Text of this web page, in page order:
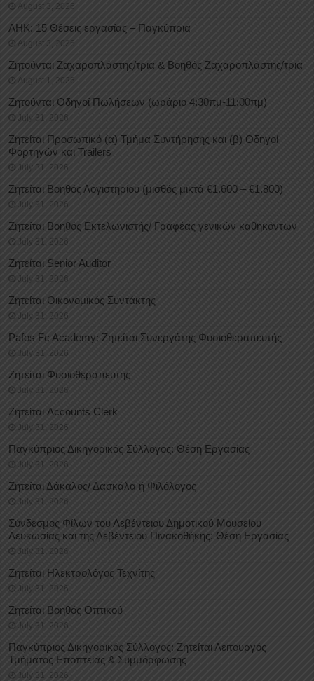
August 3, 2026
ΑΗΚ: 15 Θέσεις εργασίας – Παγκύπρια
August 3, 2026
Ζητούνται Ζαχαροπλάστης/τρια & Βοηθός Ζαχαροπλάστης/τρια
August 1, 2026
Ζητούνται Οδηγοί Πωλήσεων (ωράριο 4:30πμ-11:00πμ)
July 31, 2026
Ζητείται Προσωπικό (α) Τμήμα Συντήρησης και (β) Οδηγοί
Φορτηγών και Trailers
July 31, 2026
Ζητείται Βοηθός Λογιστηρίου (μισθός μικτά €1.600 – €1.800)
July 31, 2026
Ζητείται Βοηθός Εκτελωνιστής/ Γραφέας γενικών καθηκόντων
July 31, 2026
Ζητείται Senior Auditor
July 31, 2026
Ζητείται Οικονομικός Συντάκτης
July 31, 2026
Pafos Fc Academy: Ζητείται Συνεργάτης Φυσιοθεραπευτής
July 31, 2026
Ζητείται Φυσιοθεραπευτής
July 31, 2026
Ζητείται Accounts Clerk
July 31, 2026
Παγκύπριος Δικηγορικός Σύλλογος: Θέση Εργασίας
July 31, 2026
Ζητείται Δάκαλος/ Δασκάλα ή Φιλόλογος
July 31, 2026
Σύνδεσμος Φίλων του Λεβέντειου Δημοτικού Μουσείου
Λευκωσίας και της Λεβέντειου Πινακοθήκης: Θέση Εργασίας
July 31, 2026
Ζητείται Ηλεκτρολόγος Τεχνίτης
July 31, 2026
Ζητείται Βοηθός Οπτικού
July 31, 2026
Παγκύπριος Δικηγορικός Σύλλογος: Ζητείται Λειτουργός
Τμήματος Εποπτείας & Συμμόρφωσης
July 31, 2026